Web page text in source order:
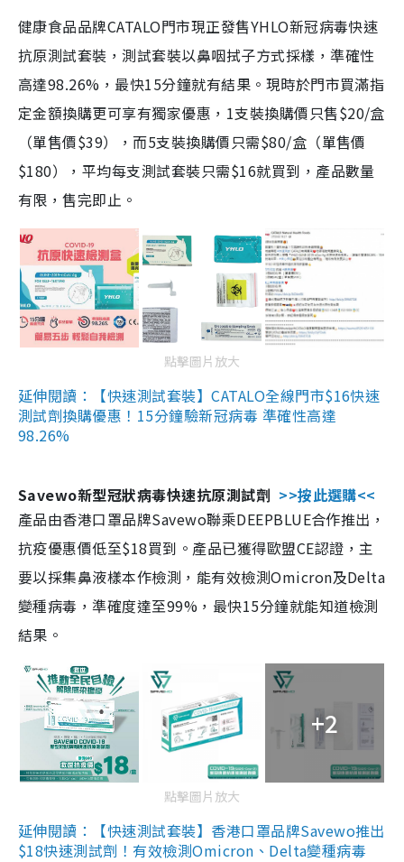
健康食品品牌CATALO門市現正發售YHLO新冠病毒快速
抗原測試套裝，測試套裝以鼻咽拭子方式採樣，準確性
高達98.26%，最快15分鐘就有結果。現時於門市買滿指
定金額換購更可享有獨家優惠，1支裝換購價只售$20/盒
（單售價$39），而5支裝換購價只需$80/盒（單售價
$180），平均每支測試套裝只需$16就買到，產品數量
有限，售完即止。
點擊圖片放大
延伸閱讀：【快速測試套裝】CATALO全線門市$16快速
測試劑換購優惠！15分鐘驗新冠病毒 準確性高達
98.26%
Savewo新型冠狀病毒快速抗原測試劑 >>按此選購<<
產品由香港口罩品牌Savewo聯乘DEEPBLUE合作推出，
抗疫優惠價低至$18買到。產品已獲得歐盟CE認證，主
要以採集鼻液樣本作檢測，能有效檢測Omicron及Delta
變種病毒，準確度達至99%，最快15分鐘就能知道檢測
結果。
+2
點擊圖片放大
延伸閱讀：【快速測試套裝】香港口罩品牌Savewo推出
$18快速測試劑！有效檢測Omicron、Delta變種病毒